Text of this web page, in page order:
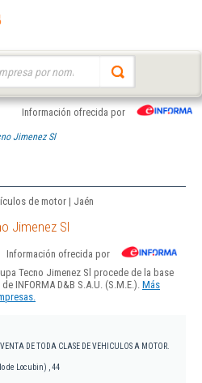
Información ofrecida por
Jimenez Sl
de motor | Jaén
Jimenez Sl
Información ofrecida por
Tecno Jimenez Sl procede de la base
INFORMA D&B S.A.U. (S.M.E.). Más
DE TODA CLASE DE VEHICULOS A MOTOR.
de Locubin) , 44